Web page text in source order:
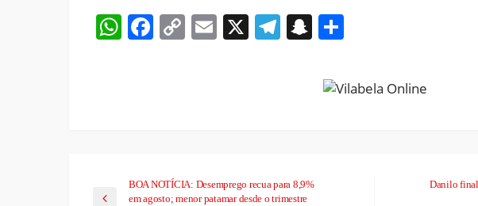
WhatsApp
Facebook
CopyEmail
X Telegram
Snapchat
BOA NOTÍCIA: Desemprego recua para 8,9%
em agosto; menor patamar desde o trimestre
Danilo